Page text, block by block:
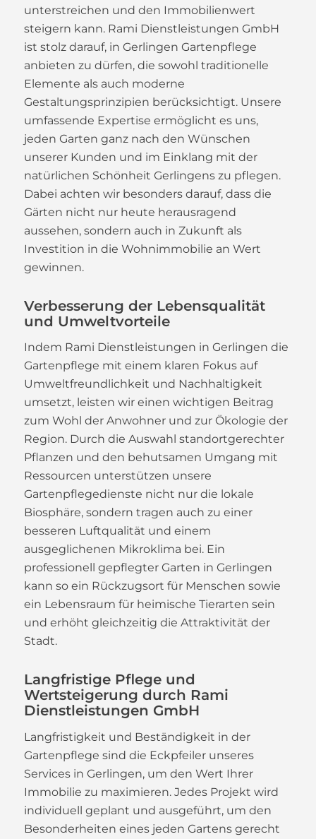
unterstreichen und den Immobilienwert
steigern kann. Rami Dienstleistungen GmbH
ist stolz darauf, in Gerlingen Gartenpflege
anbieten zu dürfen, die sowohl traditionelle
Elemente als auch moderne
Gestaltungsprinzipien berücksichtigt. Unsere
umfassende Expertise ermöglicht es uns,
jeden Garten ganz nach den Wünschen
unserer Kunden und im Einklang mit der
natürlichen Schönheit Gerlingens zu pflegen.
Dabei achten wir besonders darauf, dass die
Gärten nicht nur heute herausragend
aussehen, sondern auch in Zukunft als
Investition in die Wohnimmobilie an Wert
gewinnen.
Verbesserung der Lebensqualität
und Umweltvorteile
Indem Rami Dienstleistungen in Gerlingen die
Gartenpflege mit einem klaren Fokus auf
Umweltfreundlichkeit und Nachhaltigkeit
umsetzt, leisten wir einen wichtigen Beitrag
zum Wohl der Anwohner und zur Ökologie der
Region. Durch die Auswahl standortgerechter
Pflanzen und den behutsamen Umgang mit
Ressourcen unterstützen unsere
Gartenpflegedienste nicht nur die lokale
Biosphäre, sondern tragen auch zu einer
besseren Luftqualität und einem
ausgeglichenen Mikroklima bei. Ein
professionell gepflegter Garten in Gerlingen
kann so ein Rückzugsort für Menschen sowie
ein Lebensraum für heimische Tierarten sein
und erhöht gleichzeitig die Attraktivität der
Stadt.
Langfristige Pflege und
Wertsteigerung durch Rami
Dienstleistungen GmbH
Langfristigkeit und Beständigkeit in der
Gartenpflege sind die Eckpfeiler unseres
Services in Gerlingen, um den Wert Ihrer
Immobilie zu maximieren. Jedes Projekt wird
individuell geplant und ausgeführt, um den
Besonderheiten eines jeden Gartens gerecht